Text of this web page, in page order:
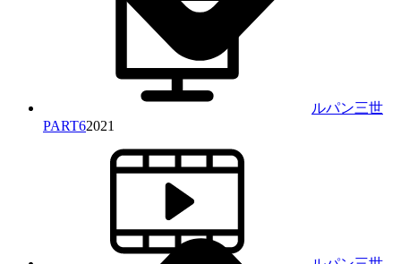
ルパン三世
PART62021